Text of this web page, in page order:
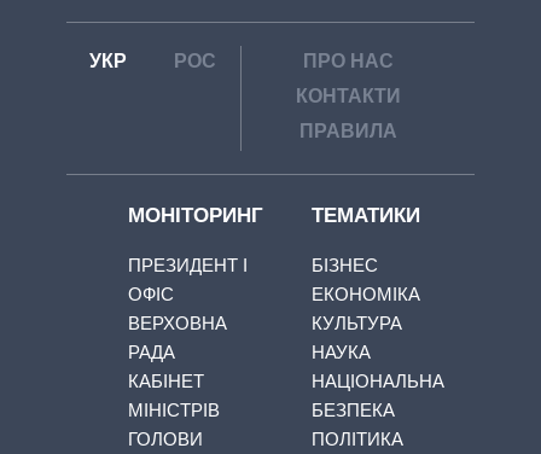
УКР РОС
ПРО НАС
КОНТАКТИ
ПРАВИЛА
МОНІТОРИНГ
ПРЕЗИДЕНТ І
ОФІС
ВЕРХОВНА
РАДА
КАБІНЕТ
МІНІСТРІВ
ГОЛОВИ
ТЕМАТИКИ
БІЗНЕС
ЕКОНОМІКА
КУЛЬТУРА
НАУКА
НАЦІОНАЛЬНА
БЕЗПЕКА
ПОЛІТИКА